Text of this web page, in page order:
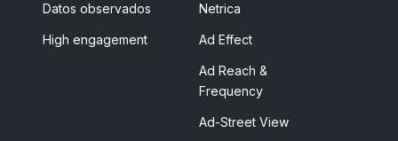
Datos observados
High engagement
Netrica
Ad Effect
Ad Reach &
Frequency
Ad-Street View